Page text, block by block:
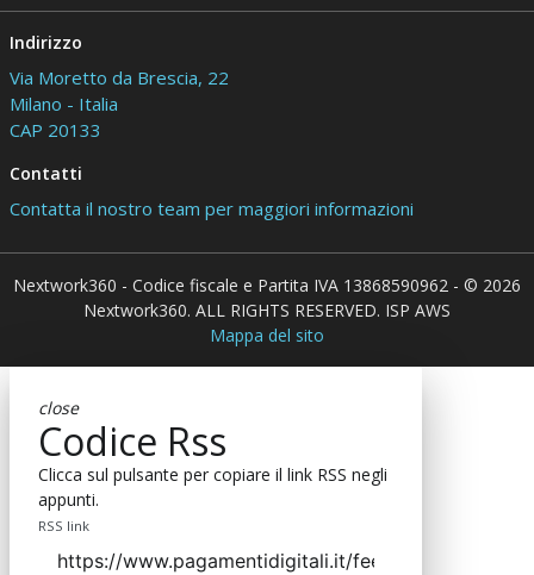
Indirizzo
Via Moretto da Brescia, 22
Milano - Italia
CAP 20133
Contatti
Contatta il nostro team per maggiori informazioni
Nextwork360 - Codice fiscale e Partita IVA 13868590962 - © 2026
Nextwork360. ALL RIGHTS RESERVED. ISP AWS
Mappa del sito
close
Codice Rss
Clicca sul pulsante per copiare il link RSS negli
appunti.
RSS link